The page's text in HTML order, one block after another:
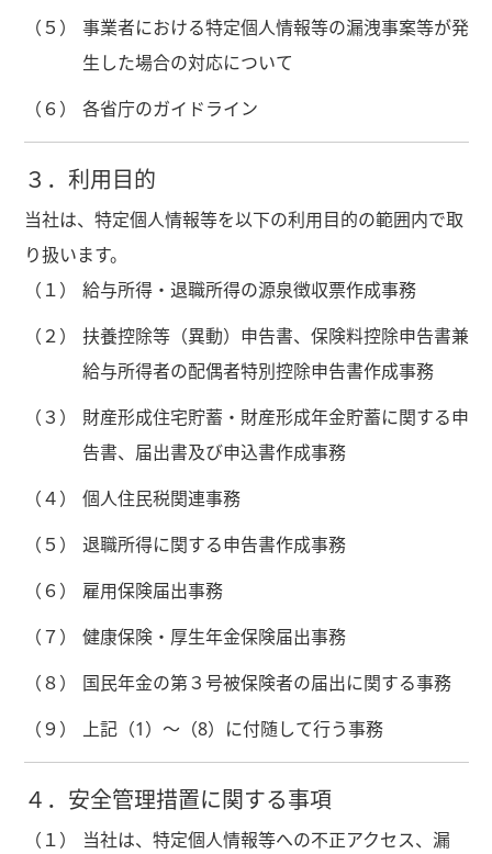
（５）
事業者における特定個人情報等の漏洩事案等が発
生した場合の対応について
（６）
各省庁のガイドライン
３．利用目的
当社は、特定個人情報等を以下の利用目的の範囲内で取
り扱います。
（１）
給与所得・退職所得の源泉徴収票作成事務
（２）
扶養控除等（異動）申告書、保険料控除申告書兼
給与所得者の配偶者特別控除申告書作成事務
（３）
財産形成住宅貯蓄・財産形成年金貯蓄に関する申
告書、届出書及び申込書作成事務
（４）
個人住民税関連事務
（５）
退職所得に関する申告書作成事務
（６）
雇用保険届出事務
（７）
健康保険・厚生年金保険届出事務
（８）
国民年金の第３号被保険者の届出に関する事務
（９）
上記（1）～（8）に付随して行う事務
４．安全管理措置に関する事項
（１） 当社は、特定個人情報等への不正アクセス、漏